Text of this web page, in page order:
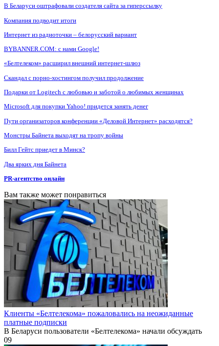
В Беларуси оштрафовали создателя сайта за гиперссылку
Компания подводит итоги
Интернет из радиоточки – белорусский вариант
BYBANNER.COM: c нами Google!
«Белтелеком» расширил внешний интернет-шлюз
Скандал с порно-хостингом получил продолжение
Подарки от Logitech с любовью и заботой о любимых женщинах
Microsoft для покупки Yahoo! придется занять денег
Пути организаторов конференции «Деловой Интернет» расходятся?
Монстры Байнета выходят на тропу войны
Билл Гейтс приедет в Минск?
Два ярких дня Байнета
PR-агентство онлайн
Вам также может понравиться
Клиенты «Белтелекома» пожаловались на неожиданные
платные подписки
В Беларуси пользователи «Белтелекома» начали обсуждать
09